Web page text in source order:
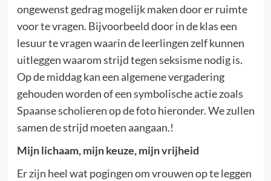
ongewenst gedrag mogelijk maken door er ruimte
voor te vragen. Bijvoorbeeld door in de klas een
lesuur te vragen waarin de leerlingen zelf kunnen
uitleggen waarom strijd tegen seksisme nodig is.
Op de middag kan een algemene vergadering
gehouden worden of een symbolische actie zoals
Spaanse scholieren op de foto hieronder. We zullen
samen de strijd moeten aangaan.!
Mijn lichaam, mijn keuze, mijn vrijheid
Er zijn heel wat pogingen om vrouwen op te leggen